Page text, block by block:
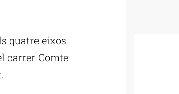
quatre eixos
carrer Comte